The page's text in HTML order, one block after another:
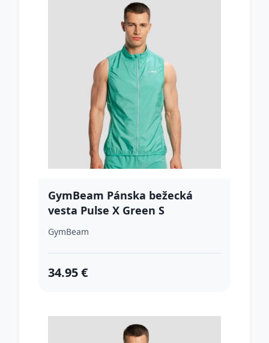
GymBeam Pánska bežecká
vesta Pulse X Green S
GymBeam
34.95 €